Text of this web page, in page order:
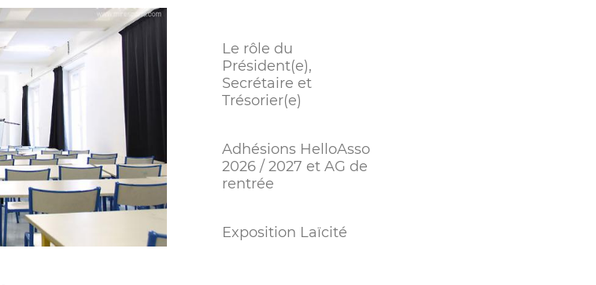
Le rôle du
Président(e),
Secrétaire et
Trésorier(e)
Adhésions HelloAsso
2026 / 2027 et AG de
rentrée
Exposition Laïcité